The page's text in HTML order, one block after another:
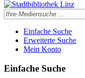
Einfache Suche
Erweiterte Suche
Mein Konto
Einfache Suche